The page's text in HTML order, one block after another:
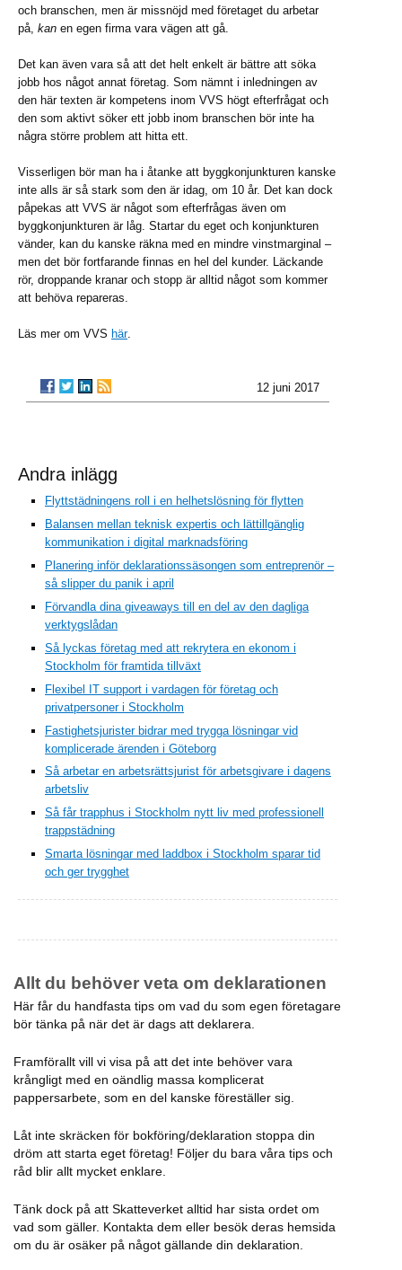
och branschen, men är missnöjd med företaget du arbetar
på, kan en egen firma vara vägen att gå.
Det kan även vara så att det helt enkelt är bättre att söka
jobb hos något annat företag. Som nämnt i inledningen av
den här texten är kompetens inom VVS högt efterfrågat och
den som aktivt söker ett jobb inom branschen bör inte ha
några större problem att hitta ett.
Visserligen bör man ha i åtanke att byggkonjunkturen kanske
inte alls är så stark som den är idag, om 10 år. Det kan dock
påpekas att VVS är något som efterfrågas även om
byggkonjunkturen är låg. Startar du eget och konjunkturen
vänder, kan du kanske räkna med en mindre vinstmarginal –
men det bör fortfarande finnas en hel del kunder. Läckande
rör, droppande kranar och stopp är alltid något som kommer
att behöva repareras.
Läs mer om VVS här.
12 juni 2017
Andra inlägg
Flyttstädningens roll i en helhetslösning för flytten
Balansen mellan teknisk expertis och lättillgänglig
kommunikation i digital marknadsföring
Planering inför deklarationssäsongen som entreprenör –
så slipper du panik i april
Förvandla dina giveaways till en del av den dagliga
verktygslådan
Så lyckas företag med att rekrytera en ekonom i
Stockholm för framtida tillväxt
Flexibel IT support i vardagen för företag och
privatpersoner i Stockholm
Fastighetsjurister bidrar med trygga lösningar vid
komplicerade ärenden i Göteborg
Så arbetar en arbetsrättsjurist för arbetsgivare i dagens
arbetsliv
Så får trapphus i Stockholm nytt liv med professionell
trappstädning
Smarta lösningar med laddbox i Stockholm sparar tid
och ger trygghet
Allt du behöver veta om deklarationen
Här får du handfasta tips om vad du som egen företagare
bör tänka på när det är dags att deklarera.
Framförallt vill vi visa på att det inte behöver vara
krångligt med en oändlig massa komplicerat
pappersarbete, som en del kanske föreställer sig.
Låt inte skräcken för bokföring/deklaration stoppa din
dröm att starta eget företag! Följer du bara våra tips och
råd blir allt mycket enklare.
Tänk dock på att Skatteverket alltid har sista ordet om
vad som gäller. Kontakta dem eller besök deras hemsida
om du är osäker på något gällande din deklaration.